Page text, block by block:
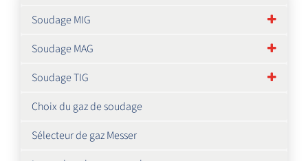
Soudage MIG
Soudage MAG
Soudage TIG
Choix du gaz de soudage
Sélecteur de gaz Messer